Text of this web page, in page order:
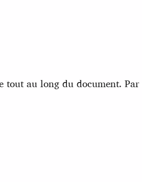
au long du document. Par